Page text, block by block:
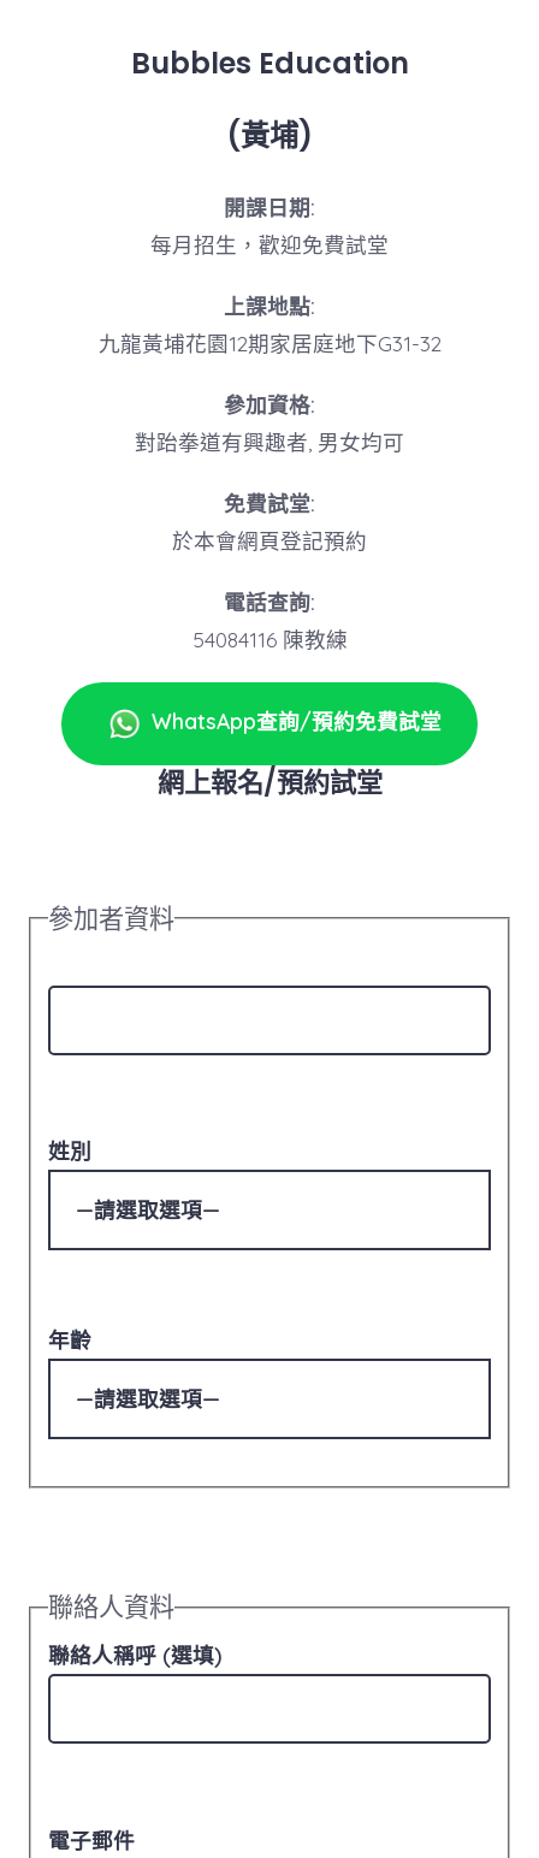
Bubbles Education
(黃埔)
開課日期:
每月招生，歡迎免費試堂
上課地點:
九龍黃埔花園12期家居庭地下G31-32
參加資格:
對跆拳道有興趣者, 男女均可
免費試堂:
於本會網頁登記預約
電話查詢:
54084116 陳教練
WhatsApp查詢/預約免費試堂
網上報名/預約試堂
參加者資料
姓別
年齡
聯絡人資料
聯絡人稱呼 (選填)
電子郵件